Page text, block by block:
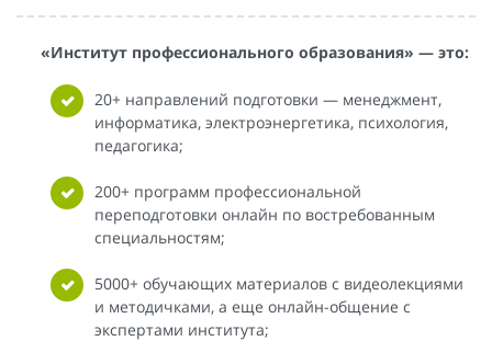
«Институт профессионального образования» — это:
20+ направлений подготовки — менеджмент,
информатика, электроэнергетика, психология,
педагогика;
200+ программ профессиональной
переподготовки онлайн по востребованным
специальностям;
5000+ обучающих материалов с видеолекциями
и методичками, а еще онлайн-общение с
экспертами института;